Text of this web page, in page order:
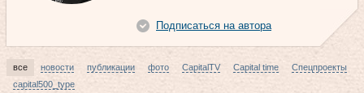
Подписаться на автора
все новости публикации фото CapitalTV Capital time
Спецпроекты
capital500_type